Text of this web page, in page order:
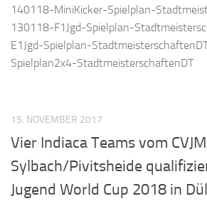
140118-MiniKicker-Spielplan-
130118-F1Jgd-Spielplan-
E1Jgd-Spielplan-
Spielplan2x4-StadtmeisterschaftenDT
15. NOVEMBER 2017
Vier Indiaca Teams vom CVJM
Sylbach/Pivitsheide
Jugend World Cup 2018 in